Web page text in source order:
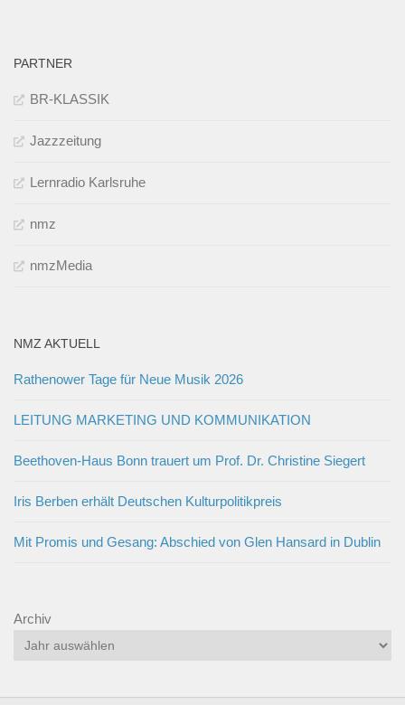
PARTNER
BR-KLASSIK
Jazzzeitung
Lernradio Karlsruhe
nmz
nmzMedia
NMZ AKTUELL
Rathenower Tage für Neue Musik 2026
LEITUNG MARKETING UND KOMMUNIKATION
Beethoven-Haus Bonn trauert um Prof. Dr. Christine Siegert
Iris Berben erhält Deutschen Kulturpolitikpreis
Mit Promis und Gesang: Abschied von Glen Hansard in Dublin
Archiv